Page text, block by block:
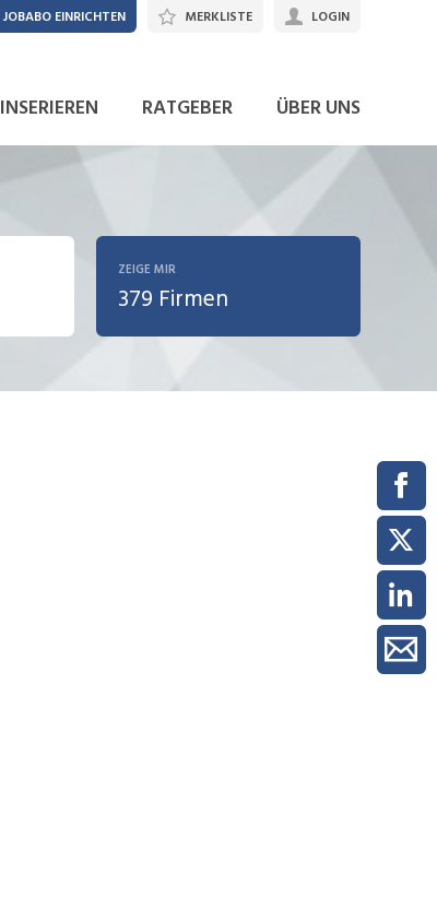
INSERIEREN RATGEBER ÜBER UNS
JOBABO EINRICHTEN MERKLISTE LOGIN
ZEIGE MIR
379 Firmen